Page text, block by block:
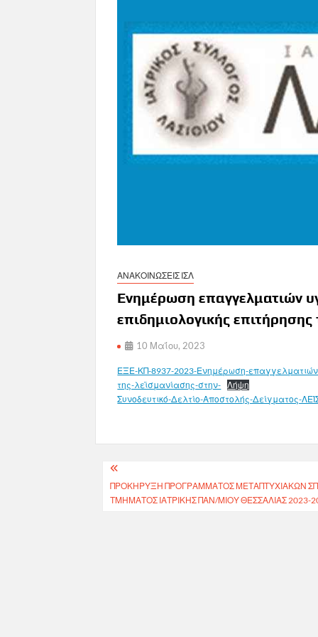
ΑΝΑΚΟΙΝΩΣΕΙΣ ΙΣΛ
Ενημέρωση επαγγελματιών
επιδημιολογικής
10 Μαΐου, 2023
ΕΞΕ-ΚΠ-8937-2023-Ενημέρωση-επαγγελματιών-
της-λεϊσμανίασης-στην-
Λήψη
Συνοδευτικό-Δελτίο-Αποστολής-Δείγματος-
Πλοήγηση
άρθρων
ΠΡΟΚΉΡΥΞΗ ΠΡΟΓΡΑΜΜΑΤΟΣ ΜΕΤΑΠΤΥΧΙΑΚΩΝ
ΤΜΉΜΑΤΟΣ ΙΑΤΡΙΚΉΣ ΠΑΝ/ΜΙΟΥ ΘΕΣΣΑΛΊΑΣ 2023-